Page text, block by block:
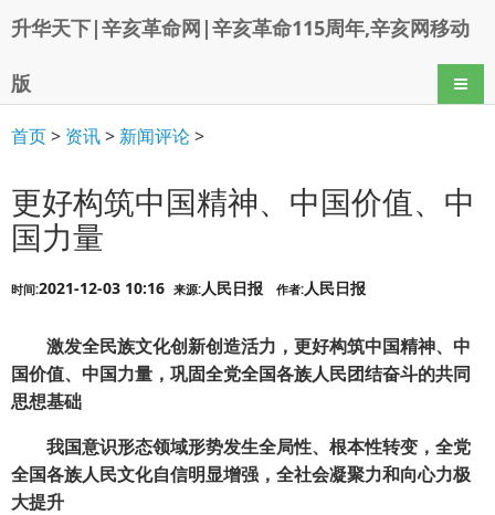
升华天下|辛亥革命网|辛亥革命115周年,辛亥网移动
版 导航
首页> 资讯> 新闻评论>
更好构筑中国精神、中国价值、中
国力量
时间:2021-12-03 10:16 来源: 人民日报 作者: 人民日报
激发全民族文化创新创造活力，更好构筑中国精神、中
国价值、中国力量，巩固全党全国各族人民团结奋斗的共同
思想基础
我国意识形态领域形势发生全局性、根本性转变，全党
全国各族人民文化自信明显增强，全社会凝聚力和向心力极
大提升